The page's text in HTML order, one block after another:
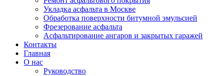
Укладка асфальта в Москве
Обработка поверхности битумной эмульсией
Фрезерование асфальта
Асфальтирование ангаров и закрытых гаражей
Контакты
Главная
О нас
Руководство